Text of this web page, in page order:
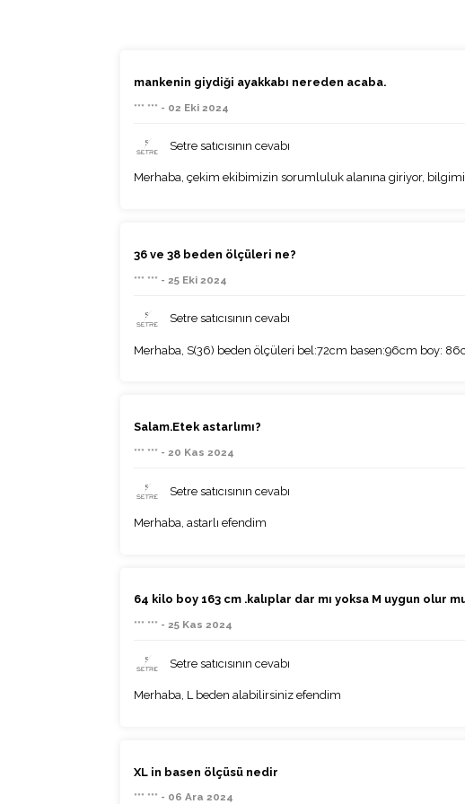
mankenin giydiği ayakkabı nereden acaba.
*** *** - 02 Eki 2024
Setre satıcısının cevabı
Merhaba, çekim ekibimizin sorumluluk alanına giriyor,
36 ve 38 beden ölçüleri ne?
*** *** - 25 Eki 2024
Setre satıcısının cevabı
Merhaba, S(36) beden ölçüleri bel:72cm basen:96cm boy:
Salam.Etek astarlımı?
*** *** - 20 Kas 2024
Setre satıcısının cevabı
Merhaba, astarlı efendim
64 kilo boy 163 cm .kalıplar dar mı yoksa M uygun olur
*** *** - 25 Kas 2024
Setre satıcısının cevabı
Merhaba, L beden alabilirsiniz efendim
XL in basen ölçüsü nedir
*** *** - 06 Ara 2024